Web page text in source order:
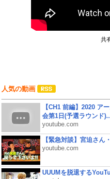
共
人気の動画
【CH1 前編】2020 ア
会第1日(予選ラウンド
youtube.com
【緊急対談】宮迫さん
youtube.com
UUUMを脱退する